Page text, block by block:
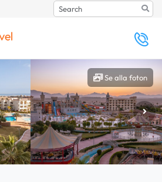
Search
Se alla foton